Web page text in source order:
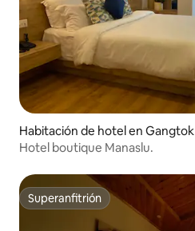
Habitación de hotel en Gangtok
Hotel boutique Manaslu.
Superanfitrión
Superanfitrión